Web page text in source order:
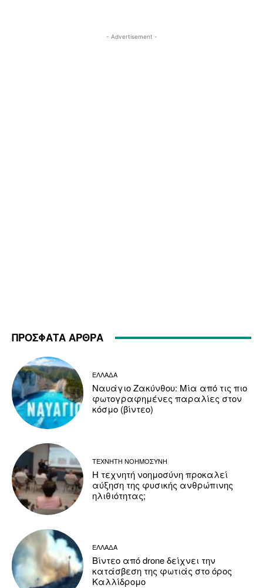
- Advertisement -
ΠΡΟΣΦΑΤΑ ΑΡΘΡΑ
ΕΛΛΑΔΑ
Ναυάγιο Ζακύνθου: Μία από τις πιο
φωτογραφημένες παραλίες στον
κόσμο (βίντεο)
ΤΕΧΝΗΤΗ ΝΟΗΜΟΣΥΝΗ
Η τεχνητή νοημοσύνη προκαλεί
αύξηση της φυσικής ανθρώπινης
ηλιθιότητας;
ΕΛΛΑΔΑ
Βίντεο από drone δείχνει την
κατάσβεση της φωτιάς στο όρος
Καλλίδρομο